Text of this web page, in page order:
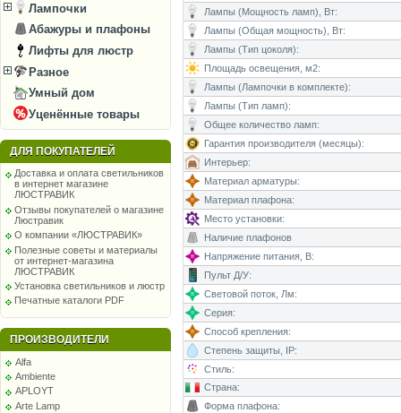
Лампочки
Абажуры и плафоны
Лифты для люстр
Разное
Умный дом
Уценённые товары
ДЛЯ ПОКУПАТЕЛЕЙ
Доставка и оплата светильников
в интернет магазине
ЛЮСТРАВИК
Отзывы покупателей о магазине
Люстравик
О компании «ЛЮСТРАВИК»
Полезные советы и материалы
от интернет-магазина
ЛЮСТРАВИК
Установка светильников и люстр
Печатные каталоги PDF
ПРОИЗВОДИТЕЛИ
Alfa
Ambiente
APLOYT
Arte Lamp
Лампы (Мощность ламп), Вт:
Лампы (Общая мощность), Вт:
Лампы (Тип цоколя):
Площадь освещения, м2:
Лампы (Лампочки в комплекте):
Лампы (Тип ламп):
Общее количество ламп:
Гарантия производителя (месяцы):
Интерьер:
Материал арматуры:
Материал плафона:
Место установки:
Наличие плафонов
Напряжение питания, В:
Пульт Д/У:
Световой поток, Лм:
Серия:
Способ крепления:
Степень защиты, IP:
Стиль:
Страна:
Форма плафона: